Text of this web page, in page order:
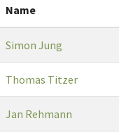
Name
Simon Jung
Thomas Titzer
Jan Rehmann